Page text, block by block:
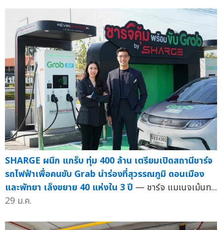
SHARGE ผนึก แกร็บ ทุ่ม 400 ล้าน เตรียมเปิดสถานีชาร์จ
รถไฟฟ้าเพื่อคนขับ Grab นำร่องที่สุวรรณภูมิ ดอนเมือง
และพัทยา เล็งขยาย 40 แห่งใน 3 ปี — ชาร์จ แมเนจเม้นท...
29 ม.ค.